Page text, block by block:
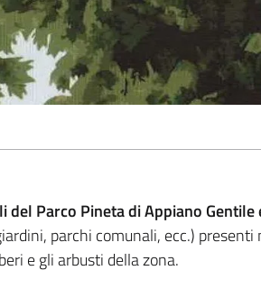
Parco Pineta di Appiano Gentile
parchi comunali, ecc.) presenti
e gli arbusti della zona.